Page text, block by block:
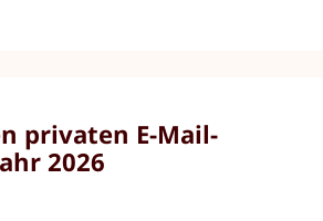
privaten E-Mail-
2026